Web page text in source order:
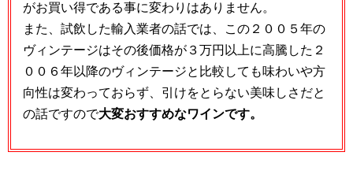
がお買い得である事に変わりはありません。
また、試飲した輸入業者の話では、この２００５年の
ヴィンテージはその後価格が３万円以上に高騰した２
００６年以降のヴィンテージと比較しても味わいや方
向性は変わっておらず、引けをとらない美味しさだと
の話ですので大変おすすめなワインです。